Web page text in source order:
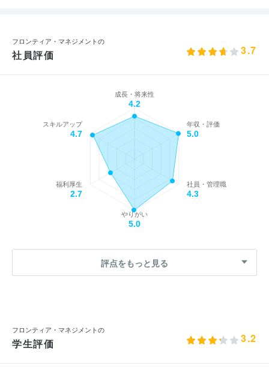
フロンティア・マネジメントの
社員評価 3.7
成長・将来性
4.2
年収・評価
5.0
社員・管理職
4.3
やりがい
5.0
福利厚生
2.7
スキルアップ
4.7
評点をもっと見る
フロンティア・マネジメントの
学生評価 3.2